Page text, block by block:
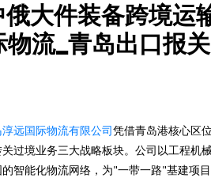
大件装备跨境运
流_青岛出口报
远国际物流有限公司凭借青岛港核心区
关过境业务三大战略板块。公司以工程机
智能化物流网络，为"一带一路"基建项